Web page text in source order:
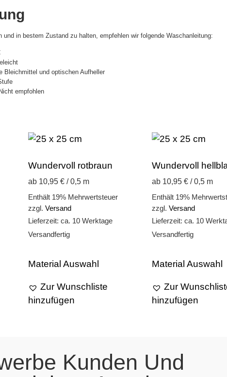
und in bestem Zustand zu halten, empfehlen wir folgende Waschanleitung:
Bleichmittel und optischen Aufheller
empfohlen
Wundervoll rotbraun
ab 10,95 € / 0,5 m
Enthält 19% Mehrwertsteuer
zzgl. Versand
Lieferzeit: ca. 10 Werktage
Versandfertig
Material Auswahl
Zur Wunschliste
hinzufügen
Wundervoll
ab 10,95 € / 0,5 m
Enthält 19%
zzgl. Versand
Lieferzeit: ca. 10
Versandfertig
Material Auswahl
Zur
hinzufügen
Kunden Und